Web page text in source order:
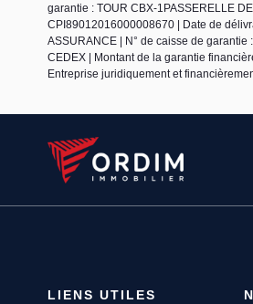
garantie : TOUR CBX-1PASSERELLE
CPI89012016000008670 | Date de
ASSURANCE | N° de caisse de
CEDEX | Montant de la garantie
Entreprise juridiquement et
LIENS UTILES